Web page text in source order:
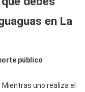
en La
público
uno realiza el